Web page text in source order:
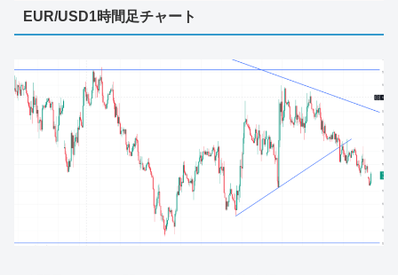
EUR/USD1時間足チャート